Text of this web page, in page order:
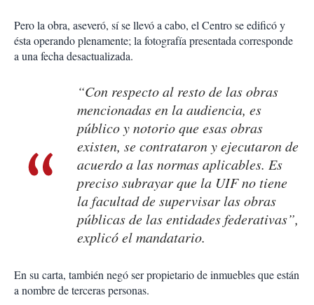
Pero la obra, aseveró, sí se llevó a cabo, el Centro se edificó y
ésta operando plenamente; la fotografía presentada corresponde
a una fecha desactualizada.
“Con respecto al resto de las obras
mencionadas en la audiencia, es
público y notorio que esas obras
existen, se contrataron y ejecutaron de
acuerdo a las normas aplicables. Es
preciso subrayar que la UIF no tiene
la facultad de supervisar las obras
públicas de las entidades federativas”,
explicó el mandatario.
En su carta, también negó ser propietario de inmuebles que están
a nombre de terceras personas.